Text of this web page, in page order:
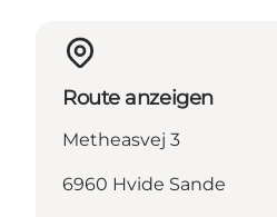
Route anzeigen
Metheasvej 3
6960 Hvide Sande